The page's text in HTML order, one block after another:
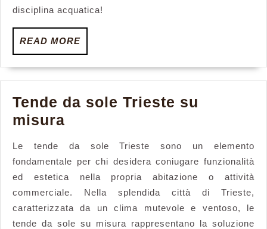
disciplina acquatica!
READ MOREREAD
MORE
Tende da sole Trieste su
misura
sole
Trieste
su
misura
Le tende da sole Trieste sono un elemento
fondamentale per chi desidera coniugare funzionalità
ed estetica nella propria abitazione o attività
commerciale. Nella splendida città di Trieste,
caratterizzata da un clima mutevole e ventoso, le
tende da sole su misura rappresentano la soluzione